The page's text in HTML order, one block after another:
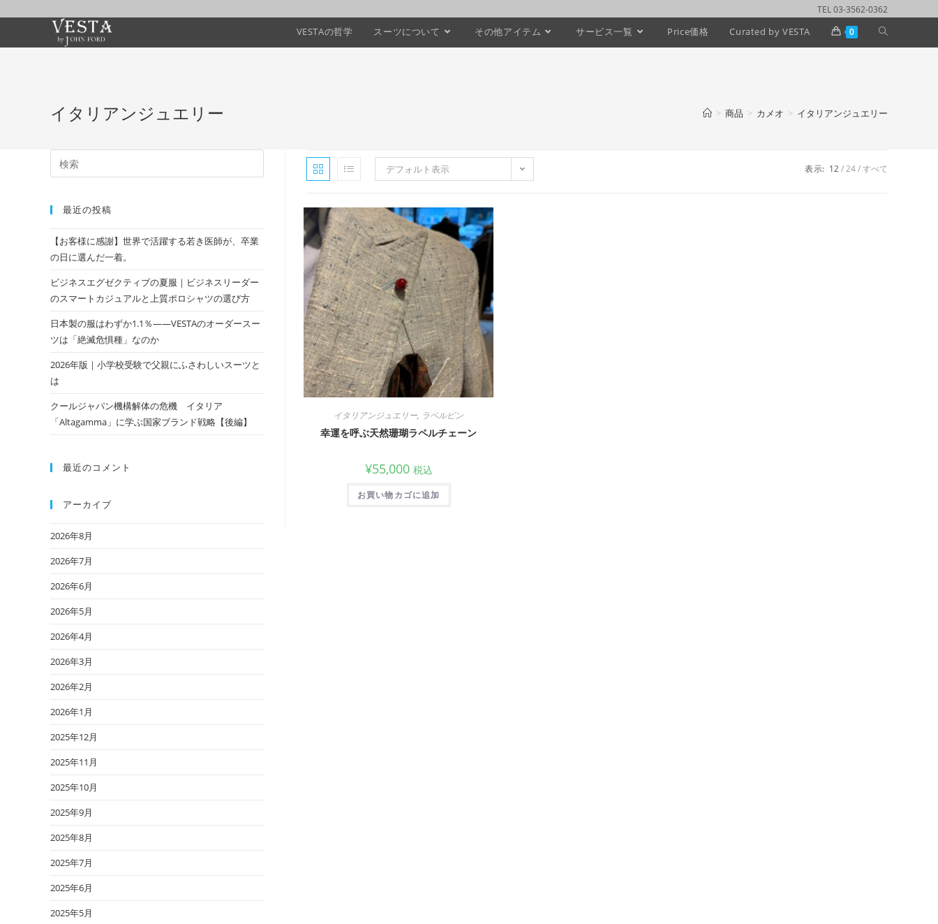
TEL 03-3562-0362
VESTAの哲学 スーツについて その他アイテム サービス一覧 Price価格 Curated by VESTA 0
イタリアンジュエリー > 商品 > カメオ > イタリアンジュエリー
デフォルト表示 表示: 12 24 すべて
イタリアンジュエリー, ラペルピン
幸運を呼ぶ天然珊瑚ラペルチェーン
¥55,000 税込
お買い物カゴに追加
最近の投稿
【お客様に感謝】世界で活躍する若き医師が、卒業
の日に選んだ一着。
ビジネスエグゼクティブの夏服｜ビジネスリーダー
のスマートカジュアルと上質ポロシャツの選び方
日本製の服はわずか1.1％——VESTAのオーダースー
ツは「絶滅危惧種」なのか
2026年版｜小学校受験で父親にふさわしいスーツと
は
クールジャパン機構解体の危機 イタリア
「Altagamma」に学ぶ国家ブランド戦略【後編】
最近のコメント
アーカイブ
2026年8月
2026年7月
2026年6月
2026年5月
2026年4月
2026年3月
2026年2月
2026年1月
2025年12月
2025年11月
2025年10月
2025年9月
2025年8月
2025年7月
2025年6月
2025年5月